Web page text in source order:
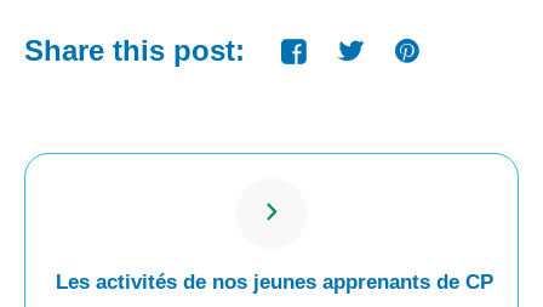
Share this post:
Les activités de nos jeunes apprenants de CP